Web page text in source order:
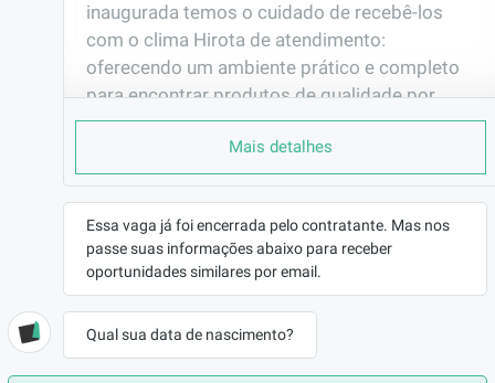
inaugurada temos o cuidado de recebê-los
com o clima Hirota de atendimento:
oferecendo um ambiente prático e completo
para encontrar produtos de qualidade por
ótimos preços. Sabe aquela sensação de
comprar de olhos fechados?
Essa relação de carinho e respeito, aliada a
busca incessante pela eficiência, é o nosso
maior compromisso. Faz parte da nossa
cultura priorizar as relações humanas, e este é
de ter você aqui com a gente.
Hirota Food Supermercados, uma relação de
carinho e respeito com quem realmente
Mais detalhes
Essa vaga já foi encerrada pelo contratante. Mas nos
passe suas informações abaixo para receber
oportunidades similares por email.
Qual sua data de nascimento?